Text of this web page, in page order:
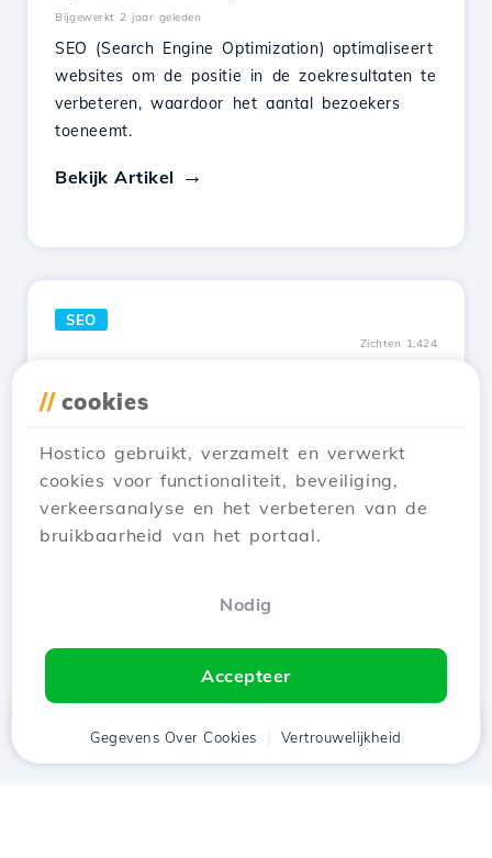
Bijgewerkt 2 jaar geleden
SEO (Search Engine Optimization) optimaliseert
websites om de positie in de zoekresultaten te
verbeteren, waardoor het aantal bezoekers
toeneemt.
Bekijk Artikel
SEO
Zichten 1,424
andere platforms voor de analyse
Bijgewerkt een jaar geleden
Hoge responstijden van een website kunnen
om verschillende redenen optreden. Ontdek
alle informatie over dit aspect.
// cookies
Hostico gebruikt, verzamelt en verwerkt
cookies voor functionaliteit, beveiliging,
verkeersanalyse en het verbeteren van de
bruikbaarheid van het portaal.
Nodig
Accepteer
Gegevens Over Cookies Vertrouwelijkheid
Cliënt
Winkelwagen
Chat